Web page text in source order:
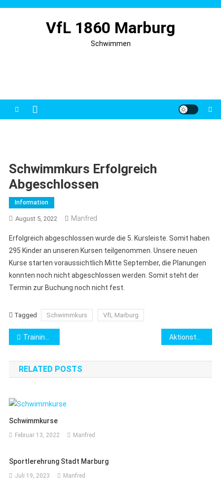
VfL 1860 Marburg
Schwimmen
Schwimmkurs Erfolgreich
Abgeschlossen
Information
August 5, 2022 Manfred
Erfolgreich abgeschlossen wurde die 5. Kursleiste. Somit haben
295 Kinder an unseren Kursen teilgenommen. Unsere neuen
Kurse starten voraussichtlich Mitte September, die Planungen
konnten noch nicht abgeschlossen werden. Somit steht der
Termin zur Buchung noch nicht fest.
Tagged Schwimmkurs VfL Marburg
Beitragsnavigation
Training Sommerferien
RELATED POSTS
Schwimmkurse
Februar 13, 2022 Manfred
Sportlerehrung Stadt Marburg
Juli 19, 2023 Manfred